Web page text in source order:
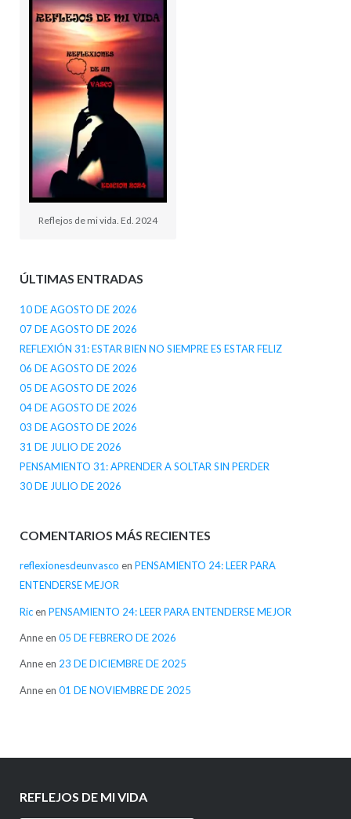
Reflejos de mi vida. Ed. 2024
ÚLTIMAS ENTRADAS
10 DE AGOSTO DE 2026
07 DE AGOSTO DE 2026
REFLEXIÓN 31: ESTAR BIEN NO SIEMPRE ES ESTAR FELIZ
06 DE AGOSTO DE 2026
05 DE AGOSTO DE 2026
04 DE AGOSTO DE 2026
03 DE AGOSTO DE 2026
31 DE JULIO DE 2026
PENSAMIENTO 31: APRENDER A SOLTAR SIN PERDER
30 DE JULIO DE 2026
COMENTARIOS MÁS RECIENTES
reflexionesdeunvasco en PENSAMIENTO 24: LEER PARA
ENTENDERSE MEJOR
Ricen PENSAMIENTO 24: LEER PARA ENTENDERSE MEJOR
Anneen 05 DE FEBRERO DE 2026
Anneen 23 DE DICIEMBRE DE 2025
Anneen 01 DE NOVIEMBRE DE 2025
REFLEJOS DE MI VIDA